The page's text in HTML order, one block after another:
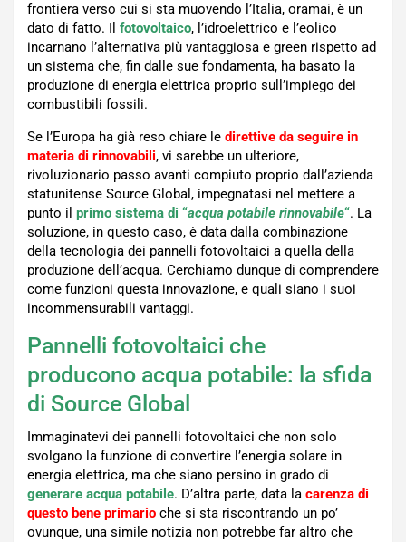
frontiera verso cui si sta muovendo l’Italia, oramai, è un
dato di fatto. Il fotovoltaico, l’idroelettrico e l’eolico
incarnano l’alternativa più vantaggiosa e green rispetto ad
un sistema che, fin dalle sue fondamenta, ha basato la
produzione di energia elettrica proprio sull’impiego dei
combustibili fossili.
Se l’Europa ha già reso chiare le direttive da seguire in
materia di rinnovabili, vi sarebbe un ulteriore,
rivoluzionario passo avanti compiuto proprio dall’azienda
statunitense Source Global, impegnatasi nel mettere a
punto il primo sistema di “acqua potabile rinnovabile“. La
soluzione, in questo caso, è data dalla combinazione
della tecnologia dei pannelli fotovoltaici a quella della
produzione dell’acqua. Cerchiamo dunque di comprendere
come funzioni questa innovazione, e quali siano i suoi
incommensurabili vantaggi.
Pannelli fotovoltaici che
producono acqua potabile: la sfida
di Source Global
Immaginatevi dei pannelli fotovoltaici che non solo
svolgano la funzione di convertire l’energia solare in
energia elettrica, ma che siano persino in grado di
generare acqua potabile. D’altra parte, data la carenza di
questo bene primario che si sta riscontrando un po’
ovunque, una simile notizia non potrebbe far altro che